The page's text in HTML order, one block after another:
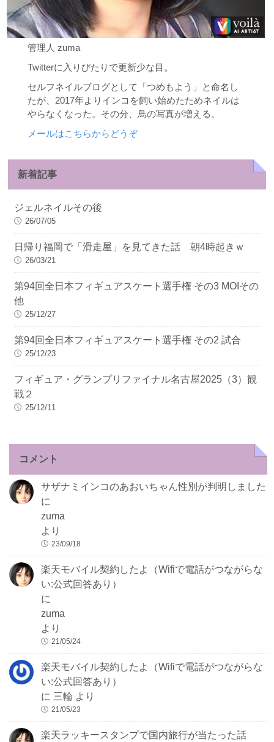
管理人 zuma
Twitterに入りびたりで更新少な目。
セルフネイルブログとして「つめもよう」と命名し
たが、2017年よりインコを飼い始めたためネイルは
やらなくなった。その分、鳥の写真が増える。
メールはこちらからどうぞ
新着記事
ジェルネイルその後
26/07/05
日帰り福岡で「滑走屋」を見てきた話 朝4時起きｗ
26/03/21
第94回全日本フィギュアスケート選手権 その3 MOIその
他
25/12/27
第94回全日本フィギュアスケート選手権 その2 試合
25/12/23
フィギュア・グランプリファイナル名古屋2025（3）観
戦２
25/12/11
コメント
サザナミインコのあおいちゃん性別が判明しました
に
zuma
より
23/09/18
楽天モバイル契約したよ（Wifiで電話がつながらな
い:公式回答あり）
に
zuma
より
21/05/24
楽天モバイル契約したよ（Wifiで電話がつながらな
い:公式回答あり）
に 三輪 より
21/05/23
楽天ラッキースタンプで国内旅行が当たった話